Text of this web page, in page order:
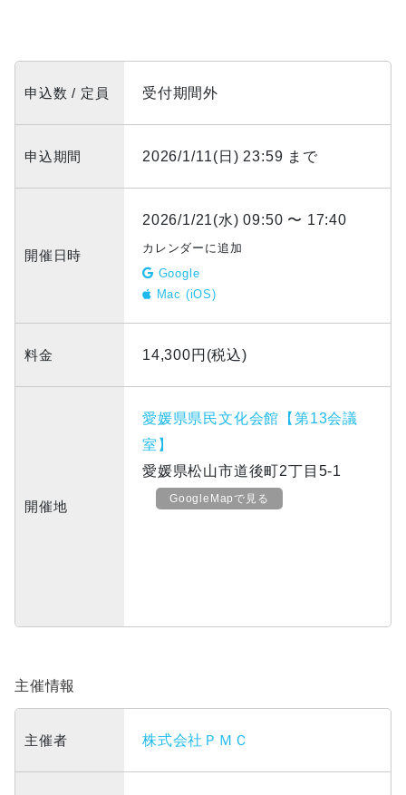
申込数 / 定員 受付期間外
申込期間 2026/1/11(日) 23:59 まで
開催日時
2026/1/21(水) 09:50 〜 17:40
カレンダーに追加
Google
Mac (iOS)
料金 14,300円(税込)
開催地
愛媛県県民文化会館【第13会議
室】
愛媛県松山市道後町2丁目5-1
GoogleMapで見る
主催情報
主催者 株式会社ＰＭＣ